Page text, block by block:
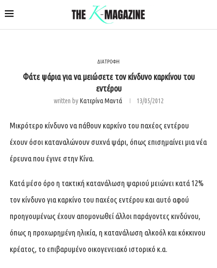
ΔΙΑΤΡΟΦΗ
Φάτε ψάρια για να μειώσετε τον κίνδυνο καρκίνου του
εντέρου
written byΚατερίνα Μαντά 13/05/2012
Μικρότερο κίνδυνο να πάθουν καρκίνο του παχέος εντέρου
έχουν όσοι καταναλώνουν συχνά ψάρι, όπως επισημαίνει μια νέα
έρευνα που έγινε στην Κίνα.
Κατά μέσο όρο η τακτική κατανάλωση ψαριού μειώνει κατά 12%
τον κίνδυνο για καρκίνο του παχέος εντέρου και αυτό αφού
προηγουμένως έχουν απομονωθεί άλλοι παράγοντες κινδύνου,
όπως η προχωρημένη ηλικία, η κατανάλωση αλκοόλ και κόκκινου
κρέατος, το επιβαρυμένο οικογενειακό ιστορικό κ.α.